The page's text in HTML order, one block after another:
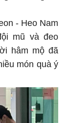
- Heo Nam
mũ và đeo
hâm mộ đã
món quà ý